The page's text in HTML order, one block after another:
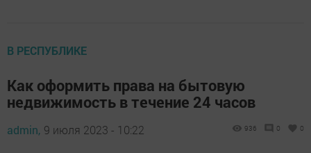
В РЕСПУБЛИКЕ
Как оформить права на бытовую
недвижимость в течение 24 часов
admin, 9 июля 2023 - 10:22 936 0 0